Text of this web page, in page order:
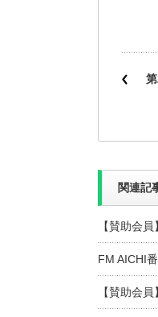
関連記
【賛助会
FM AICHI
【賛助会